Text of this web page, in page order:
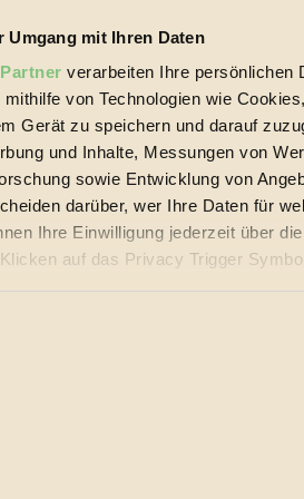
mit Ihren Daten
verarbeiten Ihre persönlichen
von Technologien wie
Gerät zu speichern und darauf
und Inhalte, Messungen von
sowie Entwicklung von
darüber, wer Ihre Daten für
Ihre Einwilligung jederzeit über
auf das Privacy Trigger
würden wir auch gerne:
aktives Scannen nach bestimmten
wie Ihre persönlichen Daten